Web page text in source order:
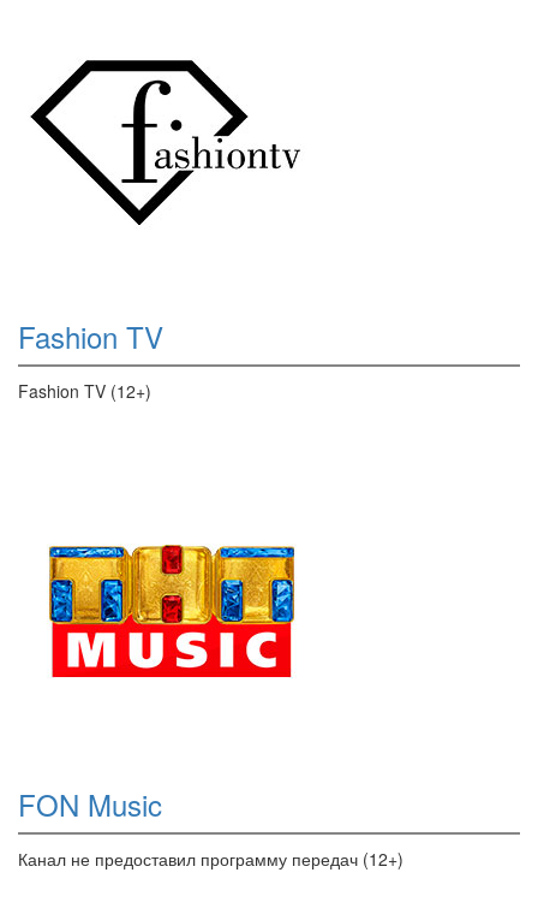
Fashion TV
Fashion TV (12+)
FON Music
Канал не предоставил программу передач (12+)